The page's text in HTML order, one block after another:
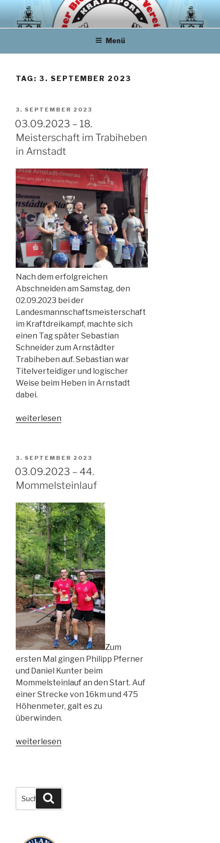
Inhalt
springen
Menü
TAG: 3. SEPTEMBER 2023
VERÖFFENTLICHT
AM
3. SEPTEMBER 2023
03.09.2023 – 18.
Meisterschaft im Trabiheben
in Arnstadt
Nach dem erfolgreichen
Abschneiden am Samstag, den
02.09.2023 bei der
Landesmannschaftsmeisterschaft
im Kraftdreikampf, machte sich
einen Tag später Sebastian
Schneider zum Arnstädter
Trabiheben auf. Sebastian war
Titelverteidiger und logischer
Weise beim Heben in Arnstadt
dabei.
„03.09.2023
Trabiheben
in
weiterlesen
VERÖFFENTLICHT
AM
3. SEPTEMBER 2023
03.09.2023 – 44.
Mommelsteinlauf
Zum
ersten Mal gingen Philipp Pferner
und Daniel Kunter beim
Mommelsteinlauf an den Start. Auf
einer Strecke von 16km und 475
Höhenmeter, galt es zu
überwinden.
„03.09.2023
weiterlesen
Suchen
nach: